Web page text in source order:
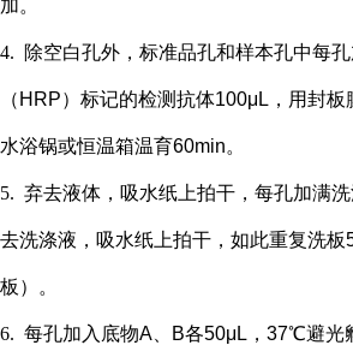
加。
4. 除空白孔外， 标准品孔和样本孔中每
（ HRP）标记的检测抗体100μL，用封
水浴锅或恒温箱温育60min。
5. 弃去液体，吸水纸上拍干，每孔加满
去洗涤液，吸水纸上拍干，如此重复洗
板）。
6. 每孔加入底物A、B各50μL，37℃避光